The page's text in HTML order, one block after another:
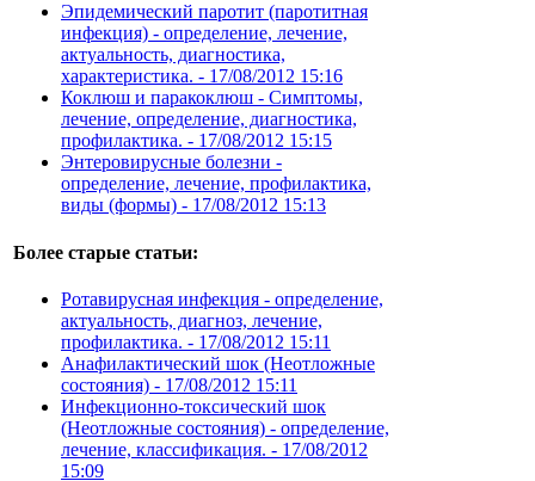
Эпидемический паротит (паротитная
инфекция) - определение, лечение,
актуальность, диагностика,
характеристика. - 17/08/2012 15:16
Коклюш и паракоклюш - Симптомы,
лечение, определение, диагностика,
профилактика. - 17/08/2012 15:15
Энтеровирусные болезни -
определение, лечение, профилактика,
виды (формы) - 17/08/2012 15:13
Более старые статьи:
Ротавирусная инфекция - определение,
актуальность, диагноз, лечение,
профилактика. - 17/08/2012 15:11
Анафилактический шок (Неотложные
состояния) - 17/08/2012 15:11
Инфекционно-токсический шок
(Неотложные состояния) - определение,
лечение, классификация. - 17/08/2012
15:09